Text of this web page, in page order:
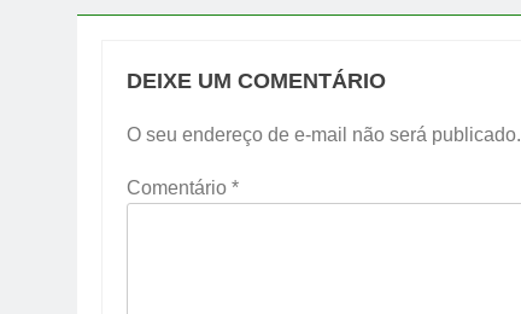
DEIXE UM COMENTÁRIO
O seu endereço de e-mail não será publicado.
Comentário *